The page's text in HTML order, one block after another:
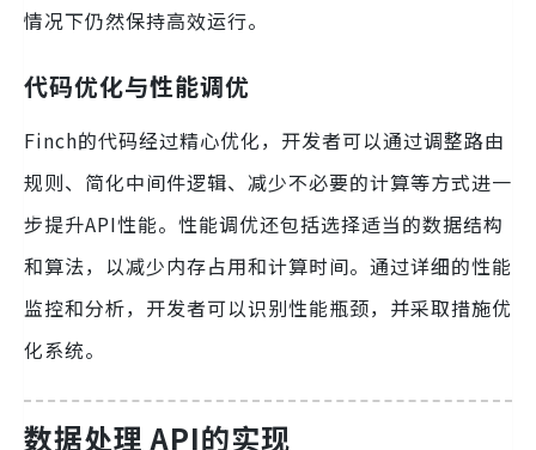
情况下仍然保持高效运行。
代码优化与性能调优
Finch的代码经过精心优化，开发者可以通过调整路由
规则、简化中间件逻辑、减少不必要的计算等方式进一
步提升API性能。性能调优还包括选择适当的数据结构
和算法，以减少内存占用和计算时间。通过详细的性能
监控和分析，开发者可以识别性能瓶颈，并采取措施优
化系统。
数据处理 API的实现